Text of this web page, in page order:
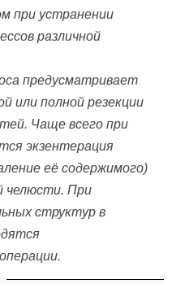
при устранении
различной
предусматривает
или полной резекции
Чаще всего при
экзентерация
её содержимого)
челюсти. При
структур в